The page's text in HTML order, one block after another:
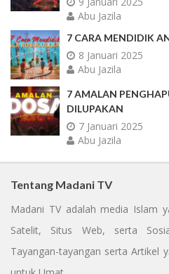
Abu Jazila
7 CARA MENDIDIK
8 Januari 2025
Abu Jazila
7 AMALAN
DILUPAKAN
7 Januari 2025
Abu Jazila
Tentang Madani TV
Madani TV adalah media Islam
Satelit, Situs Web, serta
Tayangan-tayangan serta Artikel